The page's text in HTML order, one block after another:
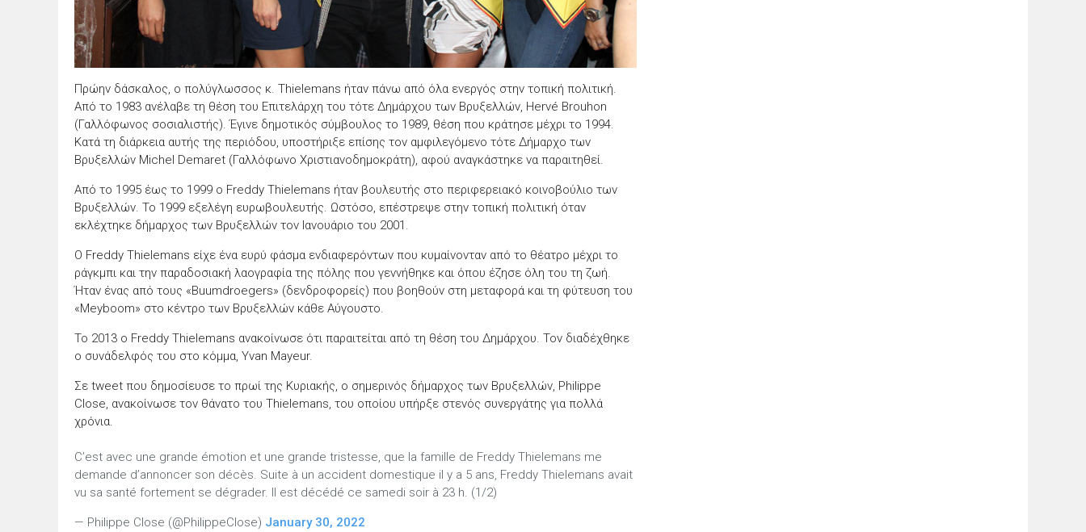
Πρώην δάσκαλος, ο πολύγλωσσος κ. Thielemans ήταν πάνω από όλα ενεργός στην τοπική πολιτική.
Από το 1983 ανέλαβε τη θέση του Επιτελάρχη του τότε Δημάρχου των Βρυξελλών, Hervé Brouhon
(Γαλλόφωνος σοσιαλιστής). Έγινε δημοτικός σύμβουλος το 1989, θέση που κράτησε μέχρι το 1994.
Κατά τη διάρκεια αυτής της περιόδου, υποστήριξε επίσης τον αμφιλεγόμενο τότε Δήμαρχο των
Βρυξελλών Michel Demaret (Γαλλόφωνο Χριστιανοδημοκράτη), αφού αναγκάστηκε να παραιτηθεί.
Από το 1995 έως το 1999 ο Freddy Thielemans ήταν βουλευτής στο περιφερειακό κοινοβούλιο των
Βρυξελλών. Το 1999 εξελέγη ευρωβουλευτής. Ωστόσο, επέστρεψε στην τοπική πολιτική όταν
εκλέχτηκε δήμαρχος των Βρυξελλών τον Ιανουάριο του 2001.
Ο Freddy Thielemans είχε ένα ευρύ φάσμα ενδιαφερόντων που κυμαίνονταν από το θέατρο μέχρι το
ράγκμπι και την παραδοσιακή λαογραφία της πόλης που γεννήθηκε και όπου έζησε όλη του τη ζωή.
Ήταν ένας από τους «Buumdroegers» (δενδροφορείς) που βοηθούν στη μεταφορά και τη φύτευση του
«Meyboom» στο κέντρο των Βρυξελλών κάθε Αύγουστο.
Το 2013 ο Freddy Thielemans ανακοίνωσε ότι παραιτείται από τη θέση του Δημάρχου. Τον διαδέχθηκε
ο συνάδελφός του στο κόμμα, Yvan Mayeur.
Σε tweet που δημοσίευσε το πρωί της Κυριακής, ο σημερινός δήμαρχος των Βρυξελλών, Philippe
Close, ανακοίνωσε τον θάνατο του Thielemans, του οποίου υπήρξε στενός συνεργάτης για πολλά
χρόνια.
C’est avec une grande émotion et une grande tristesse, que la famille de Freddy Thielemans me
demande d’annoncer son décès. Suite à un accident domestique il y a 5 ans, Freddy Thielemans avait
vu sa santé fortement se dégrader. Il est décédé ce samedi soir à 23 h. (1/2)
— Philippe Close (@PhilippeClose) January 30, 2022